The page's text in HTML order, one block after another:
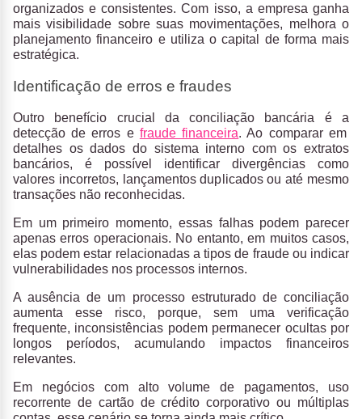
organizados e consistentes. Com isso, a empresa ganha
mais visibilidade sobre suas movimentações, melhora o
planejamento financeiro e utiliza o capital de forma mais
estratégica.
Identificação de erros e fraudes
Outro benefício crucial da conciliação bancária é a
detecção de erros e fraude financeira. Ao comparar em
detalhes os dados do sistema interno com os extratos
bancários, é possível identificar divergências como
valores incorretos, lançamentos duplicados ou até mesmo
transações não reconhecidas.
Em um primeiro momento, essas falhas podem parecer
apenas erros operacionais. No entanto, em muitos casos,
elas podem estar relacionadas a tipos de fraude ou indicar
vulnerabilidades nos processos internos.
Aausência de um processo estruturado de conciliação
aumenta esse risco, porque, sem uma verificação
frequente, inconsistências podem permanecer ocultas por
longos períodos, acumulando impactos financeiros
relevantes.
Em negócios com alto volume de pagamentos, uso
recorrente de cartão de crédito corporativo ou múltiplas